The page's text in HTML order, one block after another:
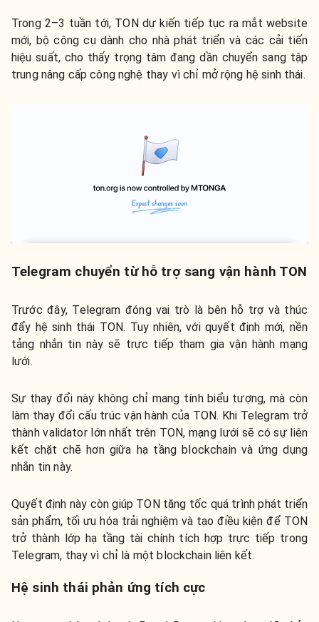
Trong 2–3 tuần tới, TON dự kiến tiếp tục ra mắt website
mới, bộ công cụ dành cho nhà phát triển và các cải tiến
hiệu suất, cho thấy trọng tâm đang dần chuyển sang tập
trung nâng cấp công nghệ thay vì chỉ mở rộng hệ sinh thái.
Telegram chuyển từ hỗ trợ sang vận hành TON
Trước đây, Telegram đóng vai trò là bên hỗ trợ và thúc
đẩy hệ sinh thái TON. Tuy nhiên, với quyết định mới, nền
tảng nhắn tin này sẽ trực tiếp tham gia vận hành mạng
lưới.
Sự thay đổi này không chỉ mang tính biểu tượng, mà còn
làm thay đổi cấu trúc vận hành của TON. Khi Telegram trở
thành validator lớn nhất trên TON, mạng lưới sẽ có sự liên
kết chặt chẽ hơn giữa hạ tầng blockchain và ứng dụng
nhắn tin này.
Quyết định này còn giúp TON tăng tốc quá trình phát triển
sản phẩm, tối ưu hóa trải nghiệm và tạo điều kiện để TON
trở thành lớp hạ tầng tài chính tích hợp trực tiếp trong
Telegram, thay vì chỉ là một blockchain liên kết.
Hệ sinh thái phản ứng tích cực